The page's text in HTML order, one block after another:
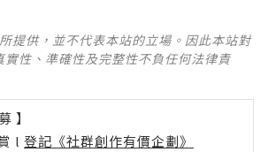
提供，並不代表本站的立場。因此本站對
實性、準確性及完整性不負任何法律責
】
l 登記《社群創作有價企劃》